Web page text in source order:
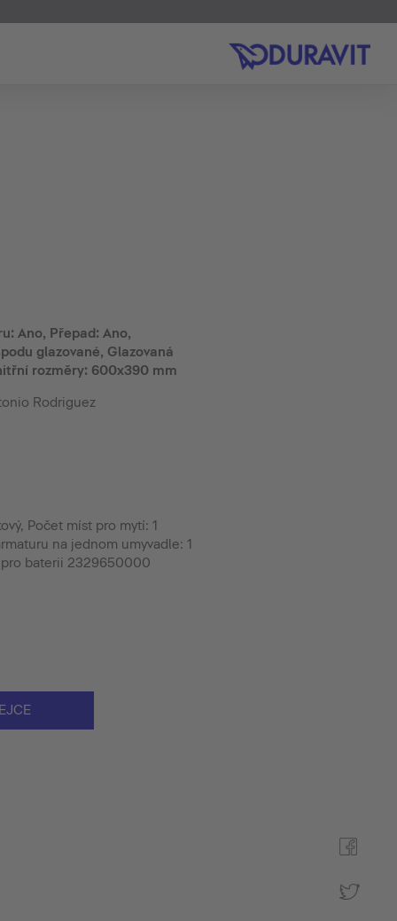
Ano, Přepad: Ano,
glazované, Glazovaná
rozměry: 600x390 mm
Rodriguez
Počet míst pro mytí: 1
na jednom umyvadle: 1
pro baterii 2329650000